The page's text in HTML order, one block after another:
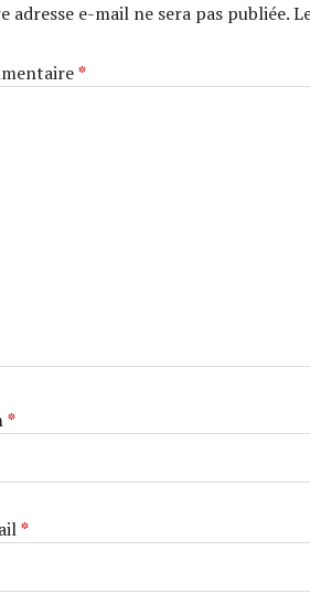
adresse e-mail ne sera pas publiée.
*
*
*